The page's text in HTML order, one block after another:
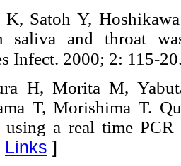
Satoh Y,
saliva and throat
Infect. 2000; 2: 115-
H, Morita M,
T, Morishima T.
a real time
Links ]